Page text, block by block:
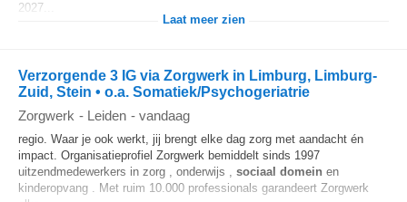
2027...
Laat meer zien
Verzorgende 3 IG via Zorgwerk in Limburg, Limburg-
Zuid, Stein • o.a. Somatiek/Psychogeriatrie
Zorgwerk - Leiden - vandaag
regio. Waar je ook werkt, jij brengt elke dag zorg met aandacht én
impact. Organisatieprofiel Zorgwerk bemiddelt sinds 1997
uitzendmedewerkers in zorg , onderwijs , sociaal domein en
kinderopvang . Met ruim 10.000 professionals garandeert Zorgwerk